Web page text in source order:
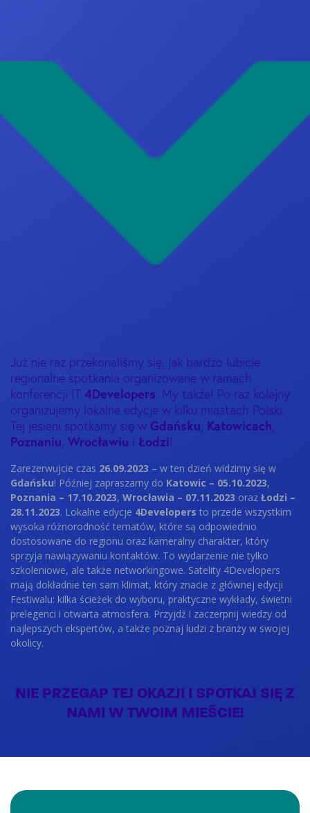
Już nie raz przekonaliśmy się, jak bardzo lubicie
regionalne spotkania organizowane w ramach
konferencji IT 4Developers . My także! Po raz kolejny
organizujemy lokalne edycje w kilku miastach Polski.
Tej jesieni spotkamy się w Gdańsku, Katowicach,
Poznaniu, Wrocławiu i Łodzi!
Zarezerwujcie czas 26.09.2023 – w ten dzień widzimy się w
Gdańsku! Później zapraszamy do Katowic – 05.10.2023,
Poznania – 17.10.2023, Wrocławia – 07.11.2023 oraz Łodzi –
28.11.2023. Lokalne edycje 4Developers to przede wszystkim
wysoka różnorodność tematów, które są odpowiednio
dostosowane do regionu oraz kameralny charakter, który
sprzyja nawiązywaniu kontaktów. To wydarzenie nie tylko
szkoleniowe, ale także networkingowe. Satelity 4Developers
mają dokładnie ten sam klimat, który znacie z głównej edycji
Festiwalu: kilka ścieżek do wyboru, praktyczne wykłady, świetni
prelegenci i otwarta atmosfera. Przyjdź i zaczerpnij wiedzy od
najlepszych ekspertów, a także poznaj ludzi z branży w swojej
okolicy.
NIE PRZEGAP TEJ OKAZJI I SPOTKAJ SIĘ Z
NAMI W TWOIM MIEŚCIE!